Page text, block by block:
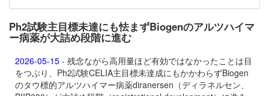
Ph2試験主目標未達にも怯まずBiogenのアルツハイマ
ー病薬が大詰め段階に進む
2026-05-15 - 残念ながら高用量ほど有効ではなかったことは目
をつぶり、Ph2試験CELIA主目標未達成にもかかわらずBiogen
のタウ標的アルツハイマー病薬diranersen（ディラネルセン、